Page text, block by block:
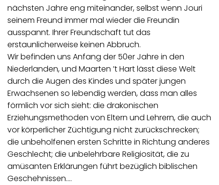
nächsten Jahre eng miteinander, selbst wenn Jouri
seinem Freund immer mal wieder die Freundin
ausspannt. Ihrer Freundschaft tut das
erstaunlicherweise keinen Abbruch.
Wir befinden uns Anfang der 50er Jahre in den
Niederlanden, und Maarten ’t Hart lässt diese Welt
durch die Augen des Kindes und später jungen
Erwachsenen so lebendig werden, dass man alles
förmlich vor sich sieht: die drakonischen
Erziehungsmethoden von Eltern und Lehrern, die auch
vor körperlicher Züchtigung nicht zurückschrecken;
die unbeholfenen ersten Schritte in Richtung anderes
Geschlecht; die unbelehrbare Religiosität, die zu
amüsanten Erklärungen führt bezüglich biblischen
Geschehnissen.…